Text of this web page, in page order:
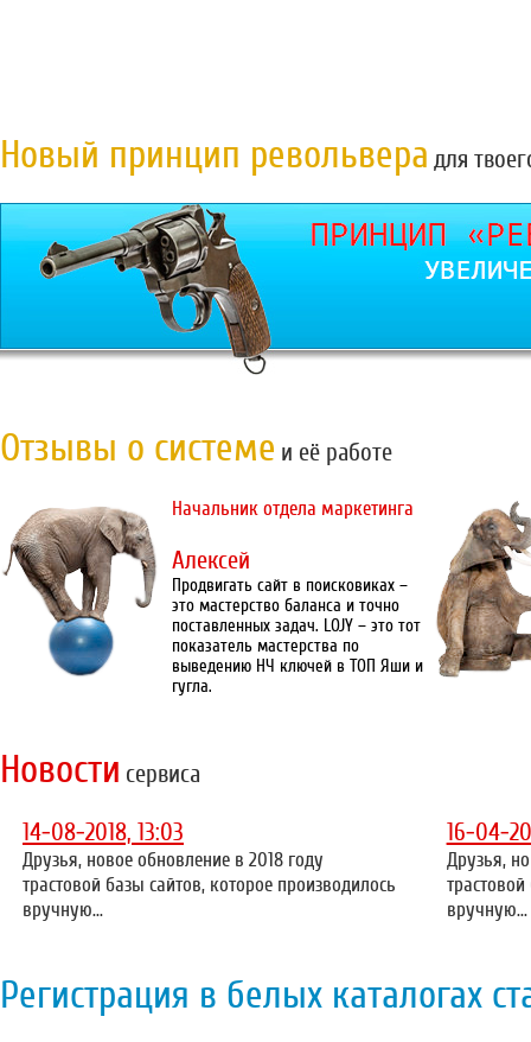
Новый принцип револьвера для
Отзывы о системе и её работе
Начальник отдела маркетинга
Алексей
Продвигать сайт в поисковиках –
это мастерство баланса и точно
поставленных задач. LOJY – это тот
показатель мастерства по
выведению НЧ ключей в ТОП Яши и
гугла.
Новости сервиса
14-08-2018, 13:03
Друзья, новое обновление в 2018 году
трастовой базы сайтов, которое производилось
вручную...
16-04-
Друзья,
вручную...
Регистрация в белых каталогах